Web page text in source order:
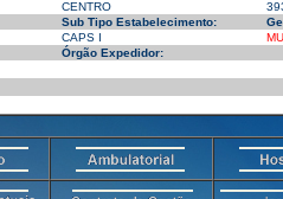
CENTRO
Sub Tipo Estabelecimento:
CAPS I
Órgão Expedidor: